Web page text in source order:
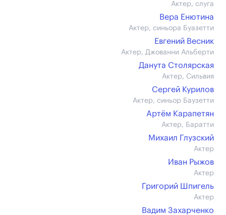
Актер, слуга
Вера Енютина
Актер, синьора Буазетти
Евгений Весник
Актер, Джованни Альберти
Данута Столярская
Актер, Сильвия
Сергей Курилов
Актер, синьор Баузетти
Артём Карапетян
Актер, Баратти
Михаил Глузский
Актер
Иван Рыжов
Актер
Григорий Шпигель
Актер
Вадим Захарченко